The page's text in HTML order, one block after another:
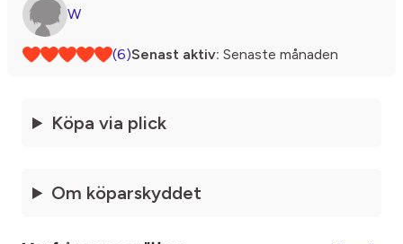
W
(6)Senast aktiv: Senaste månaden
Köpa via plick
Om köparskyddet